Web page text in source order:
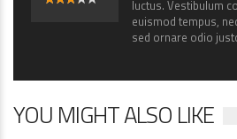
luctus. Vestibulum
euismod tempus,
sed ornare odio
YOU MIGHT ALSO LIKE